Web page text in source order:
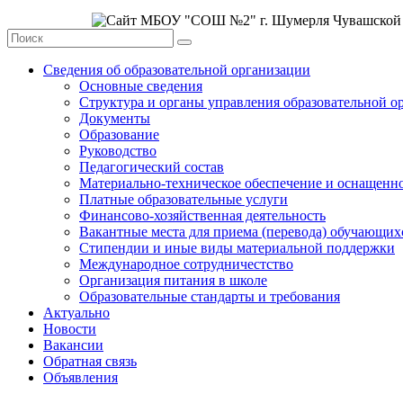
Сведения об образовательной организации
Основные сведения
Структура и органы управления образовательной
Документы
Образование
Руководство
Педагогический состав
Материально-техническое обеспечение и
Платные образовательные услуги
Финансово-хозяйственная деятельность
Вакантные места для приема (перевода)
Стипендии и иные виды материальной поддержки
Международное сотрудничестство
Организация питания в школе
Образовательные стандарты и требования
Актуально
Новости
Вакансии
Обратная связь
Объявления